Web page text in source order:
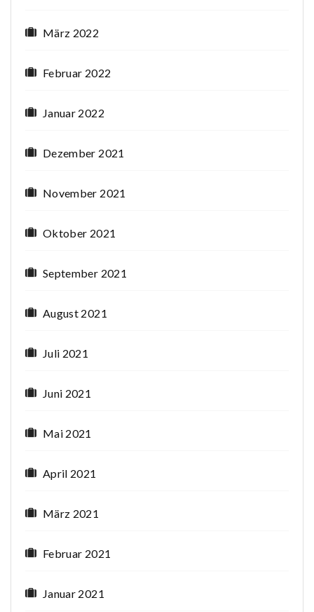
März 2022
Februar 2022
Januar 2022
Dezember 2021
November 2021
Oktober 2021
September 2021
August 2021
Juli 2021
Juni 2021
Mai 2021
April 2021
März 2021
Februar 2021
Januar 2021